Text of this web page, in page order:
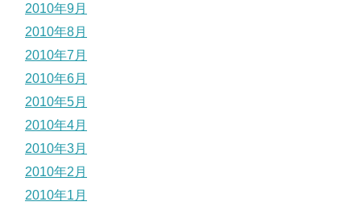
2010年9月
2010年8月
2010年7月
2010年6月
2010年5月
2010年4月
2010年3月
2010年2月
2010年1月